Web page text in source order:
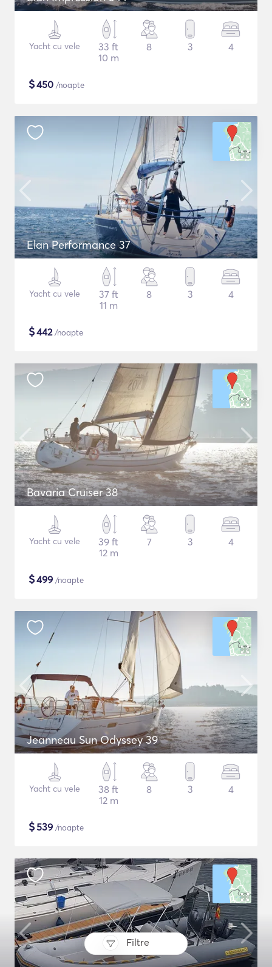
Filtre
Yacht cu vele
33 ft
10 m
8 3 4
$450 /noapte
Elan Performance 37
Yacht cu vele
37 ft
11 m
8 3 4
$442/noapte
Bavaria Cruiser 38
Yacht cu vele
39 ft
12 m
7 3 4
$499 /noapte
Jeanneau Sun Odyssey 39
Yacht cu vele
38 ft
12 m
8 3 4
$539 /noapte